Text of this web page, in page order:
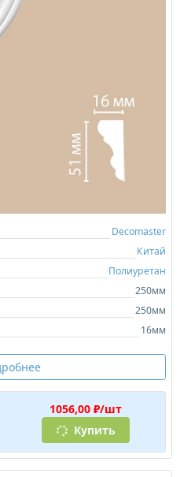
Decomaster
Китай
Полиуретан
250мм
250мм
16мм
1056,00 ₽/шт
Купить